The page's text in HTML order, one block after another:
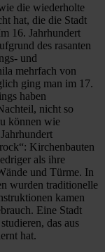
die wiederholte
hat, die die Stadt
16. Jahrhundert
des rasanten
und
mehrfach von
ging man im 17.
haben
nicht so
können wie
Kirchenbauten
als ihre
und Türme. In
wurden traditionelle
kamen
Eine Stadt
das aus
hat.